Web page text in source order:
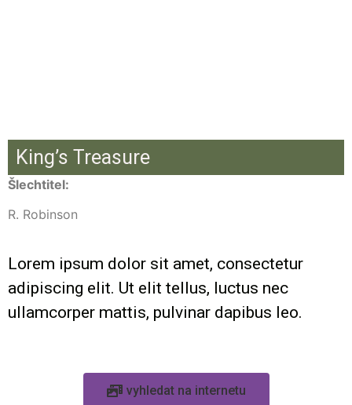
King’s Treasure
Šlechtitel:
R. Robinson
Lorem ipsum dolor sit amet, consectetur
adipiscing elit. Ut elit tellus, luctus nec
ullamcorper mattis, pulvinar dapibus leo.
vyhledat na internetu